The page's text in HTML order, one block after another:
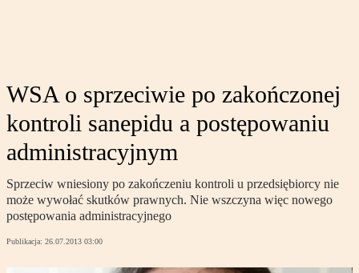
WSA o sprzeciwie po zakończonej
kontroli sanepidu a postępowaniu
administracyjnym
Sprzeciw wniesiony po zakończeniu kontroli u przedsiębiorcy nie
może wywołać skutków prawnych. Nie wszczyna więc nowego
postępowania administracyjnego
Publikacja: 26.07.2013 03:00